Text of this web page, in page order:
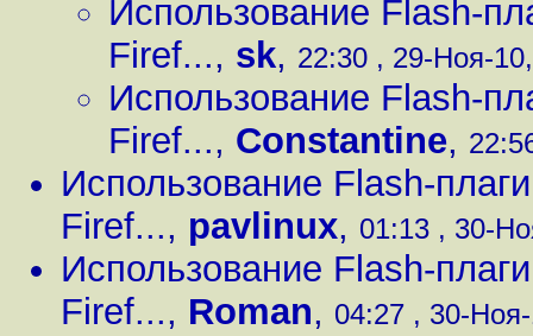
Использование Flash-
Firef..., sk, 22:30 , 29-Ноя-
Использование Flash-
Firef..., Constantine,
Использование Flash-
Firef..., pavlinux, 01:13 , 30-
Использование Flash-
Firef..., Roman, 04:27 , 30-